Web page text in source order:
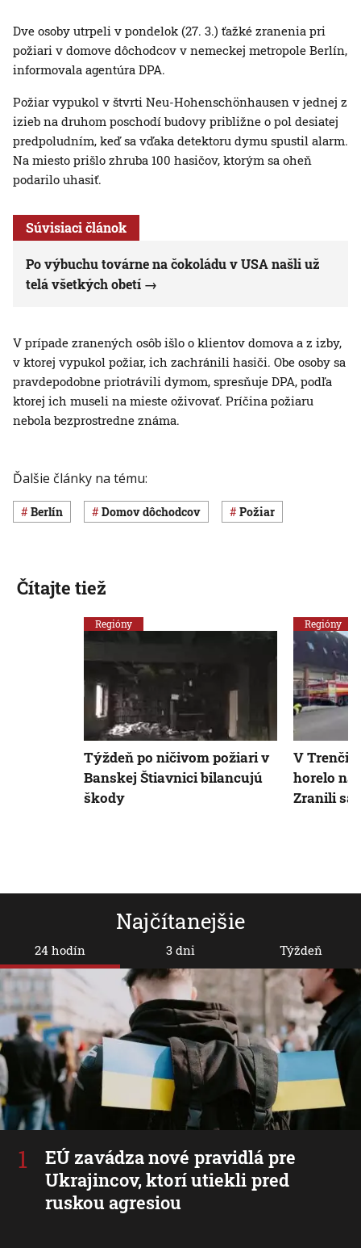
Dve osoby utrpeli v pondelok (27. 3.) ťažké zranenia pri
požiari v domove dôchodcov v nemeckej metropole Berlín,
informovala agentúra DPA.
Požiar vypukol v štvrti Neu-Hohenschönhausen v jednej z
izieb na druhom poschodí budovy približne o pol desiatej
predpoludním, keď sa vďaka detektoru dymu spustil alarm.
Na miesto prišlo zhruba 100 hasičov, ktorým sa oheň
podarilo uhasiť.
Súvisiaci článok
Po výbuchu továrne na čokoládu v USA našli už
telá všetkých obetí
V prípade zranených osôb išlo o klientov domova a z izby,
v ktorej vypukol požiar, ich zachránili hasiči. Obe osoby sa
pravdepodobne priotrávili dymom, spresňuje DPA, podľa
ktorej ich museli na mieste oživovať. Príčina požiaru
nebola bezprostredne známa.
Ďalšie články na tému:
Berlín domov dôchodcov požiar
Najčítanejšie
24 hodín
EÚ zavádza nové pravidlá pre
Ukrajincov, ktorí utiekli pred
ruskou agresiou
3 dni Týždeň
Čítajte tiež
Regióny
Týždeň po ničivom požiari v
Banskej Štiavnici bilancujú
škody
Regióny
V
horelo
Zranili sa